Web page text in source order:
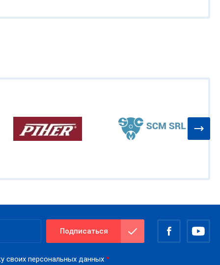
своих персональных данных*
Подписаться